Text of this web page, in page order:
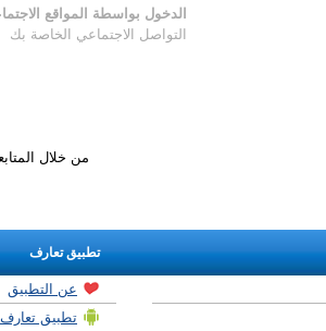
الدخول بواسطة المواقع
التواصل الاجتماعي الخاصة بك
من خلال
تطبيق تعارف
عن التطبيق
تطبيق تعارف